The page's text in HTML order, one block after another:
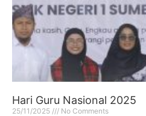
Hari Guru Nasional 2025
25/11/2025 No Comments